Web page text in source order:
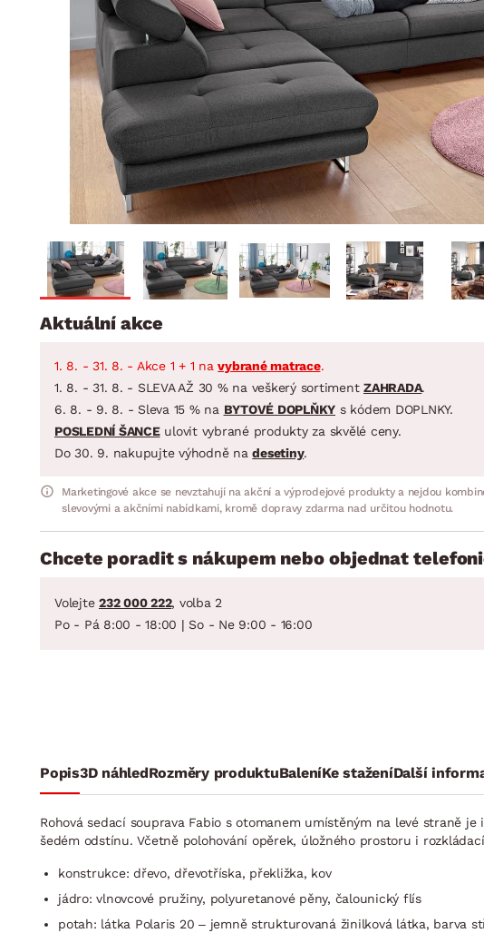
Dětský pokoj
Předsíň, šatna a chodba
Kuchyně
Koupelna
Zahrada
Domácnost
BYTOVÝ TEXTIL
Přikrývky
Koberce
Závěsy a žaluzie
Zobrazit vše
STOLOVÁNÍ A VAŘENÍ
Jídelní servis
Příbory
Hrnce
Pánve
Zobrazit vše
VELIKONOCE
Koupelnové sestavy
Jídelní sestavy
Zahradní sestavy
Aktuální akce
1. 8. - 31. 8. - Akce 1 + 1 navybrané matrace.
1. 8. - 31. 8. - SLEVA AŽ 30 % na veškerý sortiment ZAHRADA.
6. 8. - 9. 8. - Sleva 15 % na BYTOVÉ DOPLŇKY s kódem DOPLNKY.
POSLEDNÍ ŠANCEulovit vybrané produkty za skvělé ceny.
Do 30. 9. nakupujte výhodně nadesetiny.
Marketingové akce se nevztahují na akční a výprodejové produkty a nejdou
slevovými a akčními nabídkami, kromě dopravy zdarma nad určitou hodnotu.
Chcete poradit s nákupem nebo objednat
Volejte 232 000 222, volba 2
Po - Pá 8:00 - 18:00 | So - Ne 9:00 - 16:00
Popis3D náhledRozměry produktuBaleníKe staženíDalší
Rohová sedací souprava Fabio s otomanem umístěným na levé straně
šedém odstínu. Včetně polohování opěrek, úložného prostoru i
konstrukce: dřevo, dřevotříska, překližka, kov
jádro: vlnovcové pružiny, polyuretanové pěny, čalounický flís
potah: látka Polaris 20 – jemně strukturovaná žinilková látka, barva